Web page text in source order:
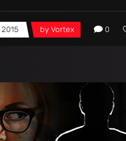
by Vortex 0